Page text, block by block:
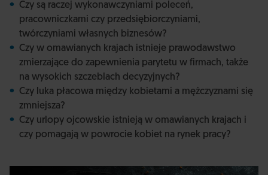
Czy są raczej wykonawczyniami poleceń,
pracowniczkami czy przedsiębiorczyniami,
twórczyniami własnych biznesów?
Czy w omawianych krajach istnieje prawodawstwo
zmierzające do zapewnienia parytetu w firmach, także
na wysokich szczeblach decyzyjnych?
Czy luka płacowa między kobietami a mężczyznami się
zmniejsza?
Czy urlopy ojcowskie istnieją w omawianych krajach i
czy pomagają w powrocie kobiet na rynek pracy?